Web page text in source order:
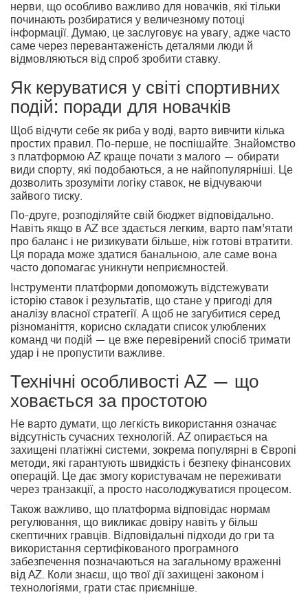
нерви, що особливо важливо для новачків, які тільки
починають розбиратися у величезному потоці
інформації. Думаю, це заслуговує на увагу, адже часто
саме через перевантаженість деталями люди й
відмовляються від спроб зробити ставку.
Як керуватися у світі спортивних
подій: поради для новачків
Щоб відчути себе як риба у воді, варто вивчити кілька
простих правил. По-перше, не поспішайте. Знайомство
з платформою AZ краще почати з малого — обирати
види спорту, які подобаються, а не найпопулярніші. Це
дозволить зрозуміти логіку ставок, не відчуваючи
зайвого тиску.
По-друге, розподіляйте свій бюджет відповідально.
Навіть якщо в AZ все здається легким, варто пам’ятати
про баланс і не ризикувати більше, ніж готові втратити.
Ця порада може здатися банальною, але саме вона
часто допомагає уникнути неприємностей.
Інструменти платформи допоможуть відстежувати
історію ставок і результатів, що стане у пригоді для
аналізу власної стратегії. А щоб не загубитися серед
різноманіття, корисно складати список улюблених
команд чи подій — це вже перевірений спосіб тримати
удар і не пропустити важливе.
Технічні особливості AZ — що
ховається за простотою
Не варто думати, що легкість використання означає
відсутність сучасних технологій. AZ опирається на
захищені платіжні системи, зокрема популярні в Європі
методи, які гарантують швидкість і безпеку фінансових
операцій. Це дає змогу користувачам не переживати
через транзакції, а просто насолоджуватися процесом.
Також важливо, що платформа відповідає нормам
регулювання, що викликає довіру навіть у більш
скептичних гравців. Відповідальні підходи до гри та
використання сертифікованого програмного
забезпечення позначаються на загальному враженні
від AZ. Коли знаєш, що твої дії захищені законом і
технологіями, грати стає приємніше.